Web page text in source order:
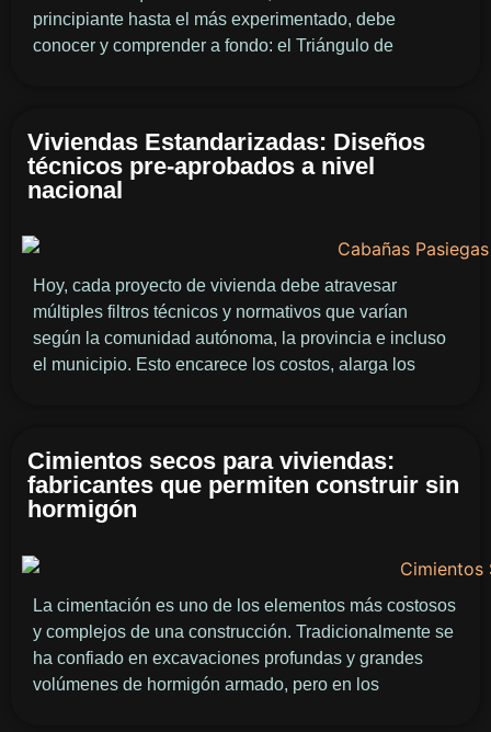
principiante hasta el más experimentado, debe
conocer y comprender a fondo: el Triángulo de
Viviendas Estandarizadas: Diseños
técnicos pre-aprobados a nivel
nacional
Hoy, cada proyecto de vivienda debe atravesar
múltiples filtros técnicos y normativos que varían
según la comunidad autónoma, la provincia e incluso
el municipio. Esto encarece los costos, alarga los
Cimientos secos para viviendas:
fabricantes que permiten construir sin
hormigón
La cimentación es uno de los elementos más costosos
y complejos de una construcción. Tradicionalmente se
ha confiado en excavaciones profundas y grandes
volúmenes de hormigón armado, pero en los